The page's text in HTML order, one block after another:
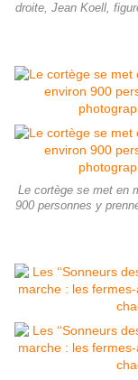
droite, Jean Koell,
Le cortège se met en
900 personnes y